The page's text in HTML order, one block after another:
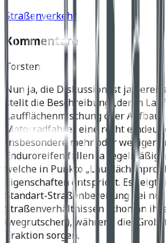
Straßenverkehr
Kommentare
Torsten
Nun ja, die Diskussion ist ja
stellt die Beschreibung „deren
Laufflächenmischung oder
Motorradfahrer eine recht
Insbesondere mehr oder weniger
Enduroreifen fallen ja regelmäßig
welche in Punkto
Eigenschaften entspricht. Es zeigt
Standart-Straßenbereifung bei
Straßenverhältnissen schon an
(wegrutschen), während die
Traktion sorgen.